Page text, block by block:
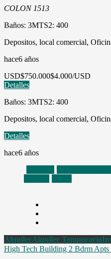
COLON 1513
Baños: 3MTS2: 400
Depositos, local comercial,
hace6 años
USD$750.000$4.000/USD
Detalles
Baños: 3MTS2: 400
Depositos, local comercial,
Detalles
hace6 años
AlquilerAlquiler Temporario
High Tech Building 2 Bdrm Apts